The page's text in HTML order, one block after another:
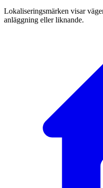
Lokaliseringsmärken visar
anläggning eller liknande.